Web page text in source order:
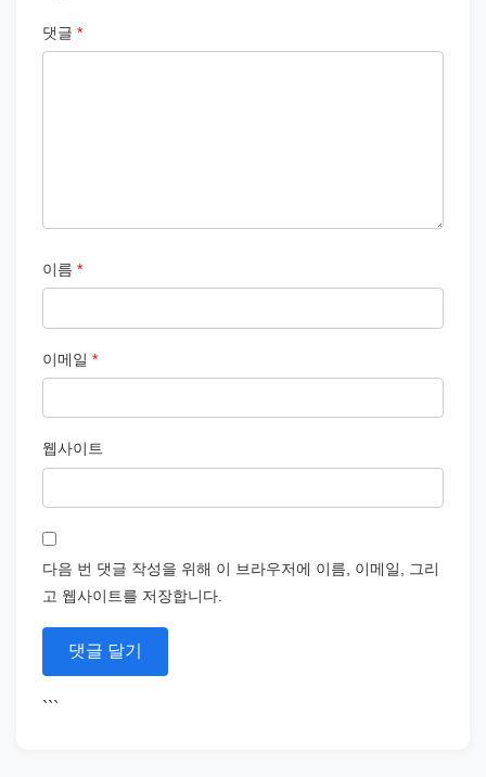
댓글 *
이름 *
이메일 *
웹사이트
다음 번 댓글 작성을 위해 이 브라우저에 이름, 이메일, 그리
고 웹사이트를 저장합니다.
```